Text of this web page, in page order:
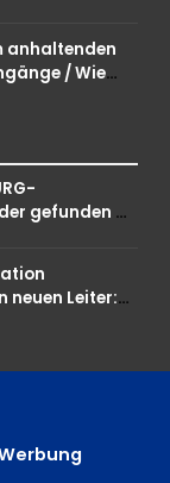
anhaltenden
/ Wie
gefunden –
neuen Leiter: